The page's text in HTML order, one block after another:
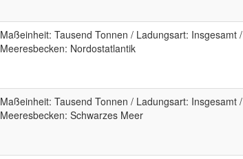
Maßeinheit: Tausend Tonnen / Ladungsart: Insgesamt /
Meeresbecken: Nordostatlantik
Maßeinheit: Tausend Tonnen / Ladungsart: Insgesamt /
Meeresbecken: Schwarzes Meer